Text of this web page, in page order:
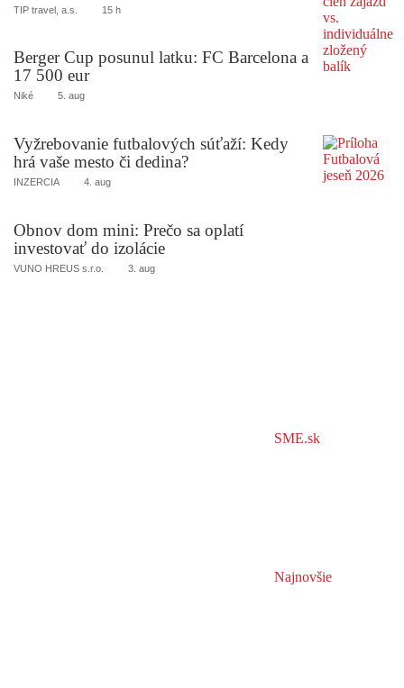
TIP travel, a.s. 15 h
Berger Cup posunul latku: FC Barcelona a
17 500 eur
Niké 5. aug
Vyžrebovanie futbalových súťaží: Kedy
hrá vaše mesto či dedina?
INZERCIA 4. aug
Obnov dom mini: Prečo sa oplatí
investovať do izolácie
VUNO HREUS s.r.o. 3. aug
SME.sk
Najnovšie